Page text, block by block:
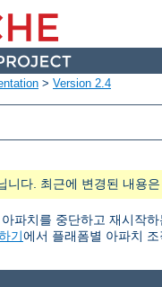
> Version 2.4
니다. 최근에 변경된 내용
파치를 중단하고 재시작
기에서 플래폼별 아파치